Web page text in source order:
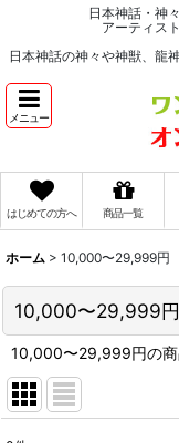
日本神話・神
アーティス
日本神話の神々や神獣、龍
メニュー
はじめての方へ 商品一覧
ホーム > 10,000〜29,999円
10,000〜29,999円
10,000〜29,999円の商